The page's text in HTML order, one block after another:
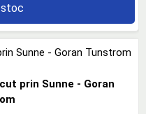
prin Sunne - Goran